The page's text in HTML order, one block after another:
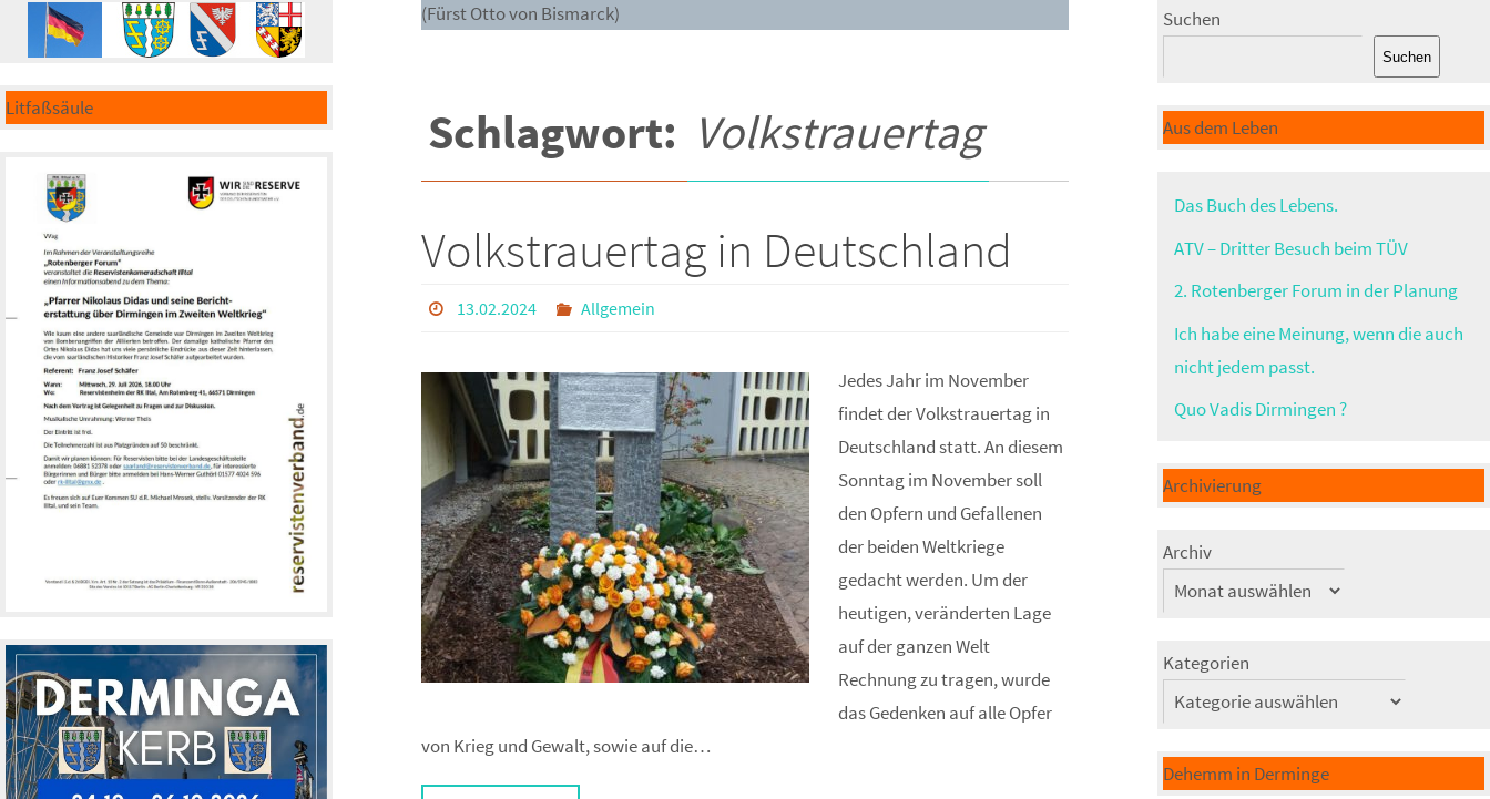
(Fürst Otto von Bismarck)
Schlagwort: Volkstrauertag
Volkstrauertag in Deutschland
13.02.2024 Allgemein
Jedes Jahr im November
findet der Volkstrauertag in
Deutschland statt. An diesem
Sonntag im November soll
den Opfern und Gefallenen
der beiden Weltkriege
gedacht werden. Um der
heutigen, veränderten Lage
auf der ganzen Welt
Rechnung zu tragen, wurde
das Gedenken auf alle Opfer
von Krieg und Gewalt, sowie auf die…
Litfaßsäule
Suchen
Suchen
Aus dem Leben
Das Buch des Lebens.
ATV – Dritter Besuch beim TÜV
2. Rotenberger Forum in der Planung
Ich habe eine Meinung, wenn die auch
nicht jedem passt.
Quo Vadis Dirmingen ?
Archivierung
Archiv
Kategorien
Dehemm in Derminge